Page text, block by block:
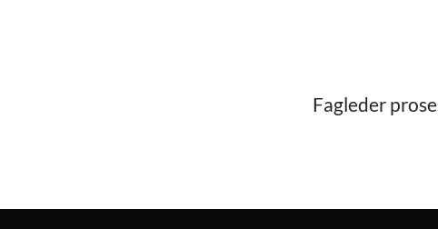
Fagleder